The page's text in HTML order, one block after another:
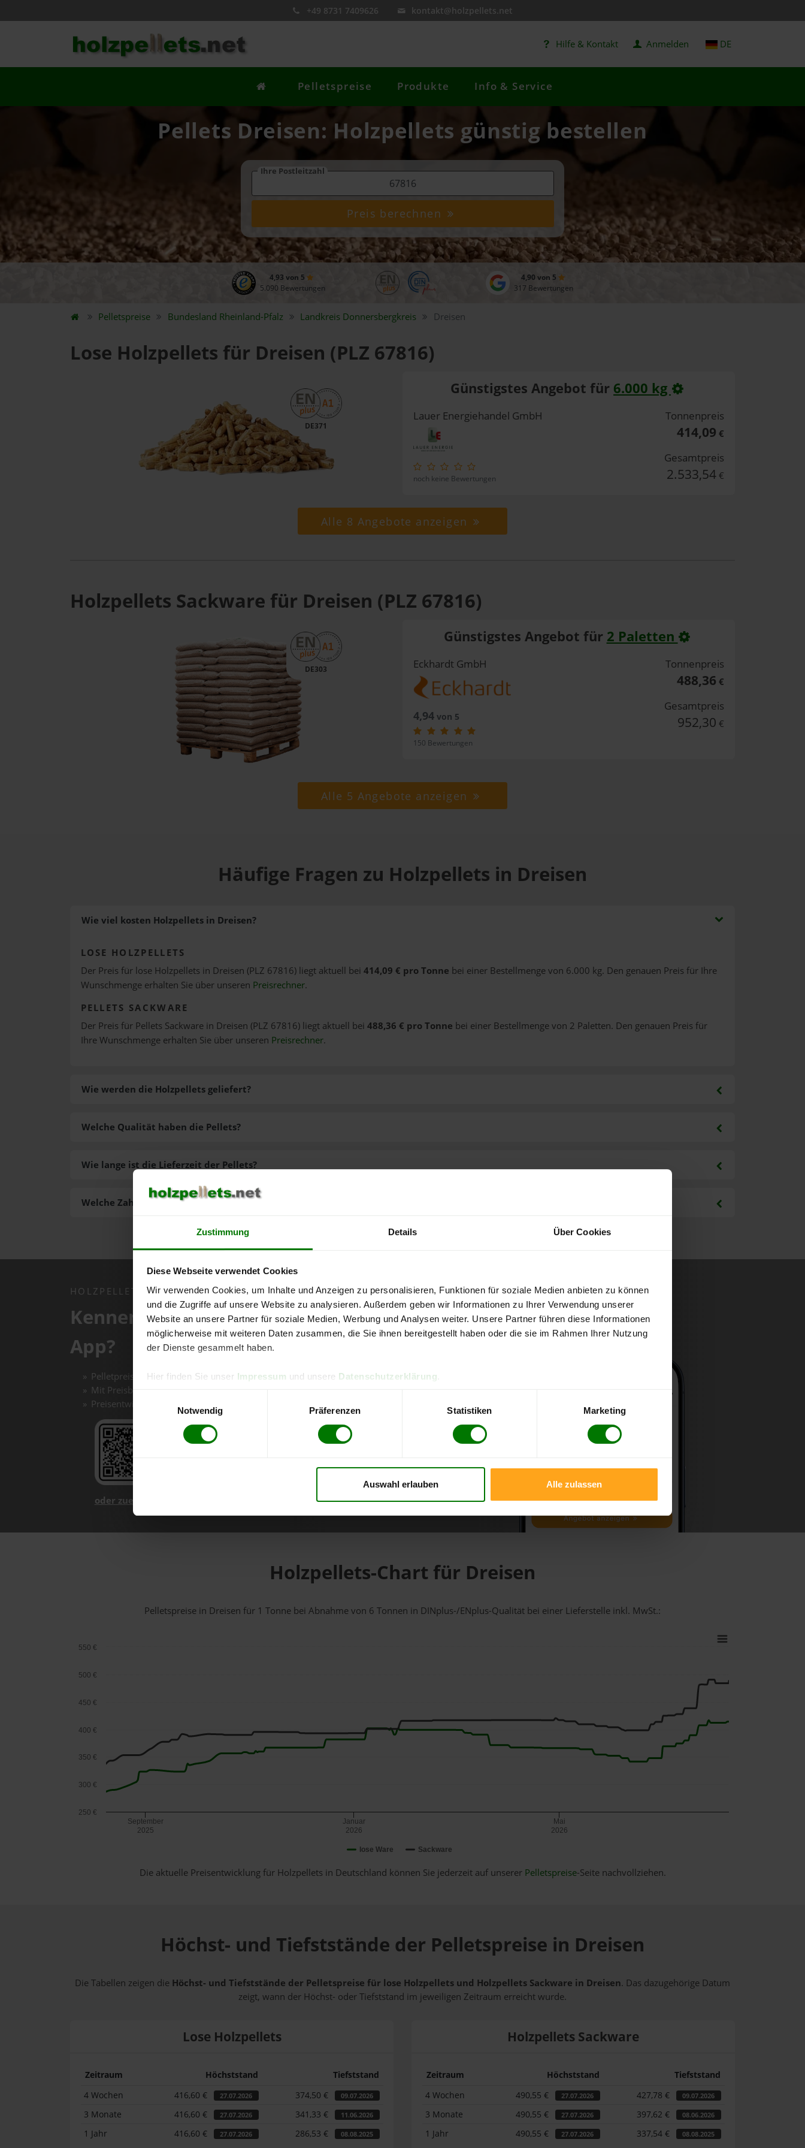
Zustimmung Details Über Cookies
Diese Webseite verwendet Cookies
Wir verwenden Cookies, um Inhalte und Anzeigen zu personalisieren, Funktionen für soziale Medien anbieten zu können
und die Zugriffe auf unsere Website zu analysieren. Außerdem geben wir Informationen zu Ihrer Verwendung unserer
Website an unsere Partner für soziale Medien, Werbung und Analysen weiter. Unsere Partner führen diese Informationen
möglicherweise mit weiteren Daten zusammen, die Sie ihnen bereitgestellt haben oder die sie im Rahmen Ihrer Nutzung
der Dienste gesammelt haben.
Hier finden Sie unser Impressum und unsere Datenschutzerklärung
Notwendig
Präferenzen Statistiken Marketing
Auswahl erlauben Alle zulassen
+49 8731 7409626 kontakt@holzpellets.net
Hilfe & Kontakt Anmelden DE
Pelletspreise Produkte Info & Service
Pellets Dreisen: Holzpellets günstig bestellen
Ihre Postleitzahl
Preis berechnen
4,93 von 5
5.090 Bewertungen
4,90 von 5
317 Bewertungen
Pelletspreise Bundesland Rheinland-Pfalz Landkreis Donnersbergkreis Dreisen
Lose Holzpellets für Dreisen (PLZ 67816)
DE371
Günstigstes Angebot für 6.000 kg
Lauer Energiehandel GmbH
noch keine Bewertungen
Tonnenpreis
414,09 €
Gesamtpreis
2.533,54 €
Alle 8 Angebote anzeigen
Holzpellets Sackware für Dreisen (PLZ 67816)
DE303
Günstigstes Angebot für 2 Paletten
Eckhardt GmbH
4,94von 5
150 Bewertungen
Tonnenpreis
488,36 €
Gesamtpreis
952,30 €
Alle 5 Angebote anzeigen
Häufige Fragen zu Holzpellets in Dreisen
Wie viel kosten Holzpellets in Dreisen?
LOSE HOLZPELLETS
Der Preis für lose Holzpellets in Dreisen (PLZ 67816) liegt aktuell bei 414,09 € pro Tonne bei einer Bestellmenge von 6.000 kg. Den genauen Preis für Ihre
Wunschmenge erhalten Sie über unseren Preisrechner.
PELLETS SACKWARE
Der Preis für Pellets Sackware in Dreisen (PLZ 67816) liegt aktuell bei 488,36 € pro Tonne bei einer Bestellmenge von 2 Paletten. Den genauen Preis für
Ihre Wunschmenge erhalten Sie über unseren Preisrechner.
Wie werden die Holzpellets geliefert?
Welche Zahlungsarten gibt es?
Welche Qualität haben die Pellets?
Wie lange ist die Lieferzeit der Pellets?
HOLZPELLETS.NET APP
Kennen Sie schon unsere kostenlose
App?
Pelletpreise mit einem Klick vergleichen und direkt online bestellen
Mit Preisbenachrichtigungen immer auf dem aktuellen Stand
Preisentwicklungen im Chart einfach nachverfolgen
oder zuerst mehr über unsere App erfahren
Holzpellets-Chart für Dreisen
Pelletspreise in Dreisen für 1 Tonne bei Abnahmevon 6 Tonnen in DINplus-/ENplus-Qualität bei einer Lieferstelle inkl. MwSt.:
lose Ware Sackware
September
2025
Januar
2026
Mai
2026
250 €
300 €
350 €
400 €
450 €
500 €
550 €
Die aktuelle Preisentwicklung für Holzpellets in Deutschland können Sie jederzeit auf unserer Pelletspreise-Seite nachvollziehen.
Höchst- und Tiefststände der Pelletspreise in Dreisen
Die Tabellen zeigen die Höchst- und Tiefststände der Pelletspreise für lose Holzpellets und Holzpellets Sackware in Dreisen. Das dazugehörige Datum
zeigt, wann der Höchst- oder Tiefststand im jeweiligen Zeitraum erreicht wurde.
Lose Holzpellets
Zeitraum Höchststand
Tiefststand
4 Wochen
416,60 € 27.07.2026 374,50 € 09.07.2026
3 Monate 416,60 € 27.07.2026 341,33 € 11.06.2026
1 Jahr 416,60 € 27.07.2026 286,53 € 08.08.2025
Holzpellets Sackware
Zeitraum Höchststand
Tiefststand
4 Wochen
490,55 € 27.07.2026 427,78 € 09.07.2026
3 Monate 490,55 € 27.07.2026 397,62 € 08.06.2026
1 Jahr 490,55 € 27.07.2026 337,54 € 08.08.2025